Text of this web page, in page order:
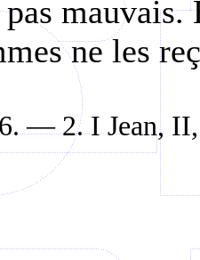
ne les
— 2. I Jean,